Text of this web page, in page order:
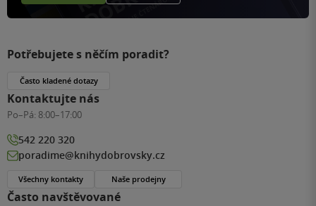
Často navštěvované
Potřebujete s něčím poradit?
Často kladené dotazy
Kontaktujte nás
Po–Pá: 8:00–17:00
542 220 320
poradime@knihydobrovsky.cz
Všechny kontakty Naše prodejny